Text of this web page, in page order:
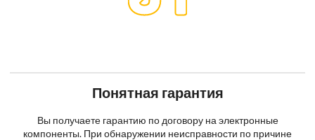
Понятная гарантия
Вы получаете гарантию по договору на электронные
компоненты. При обнаружении неисправности по причине